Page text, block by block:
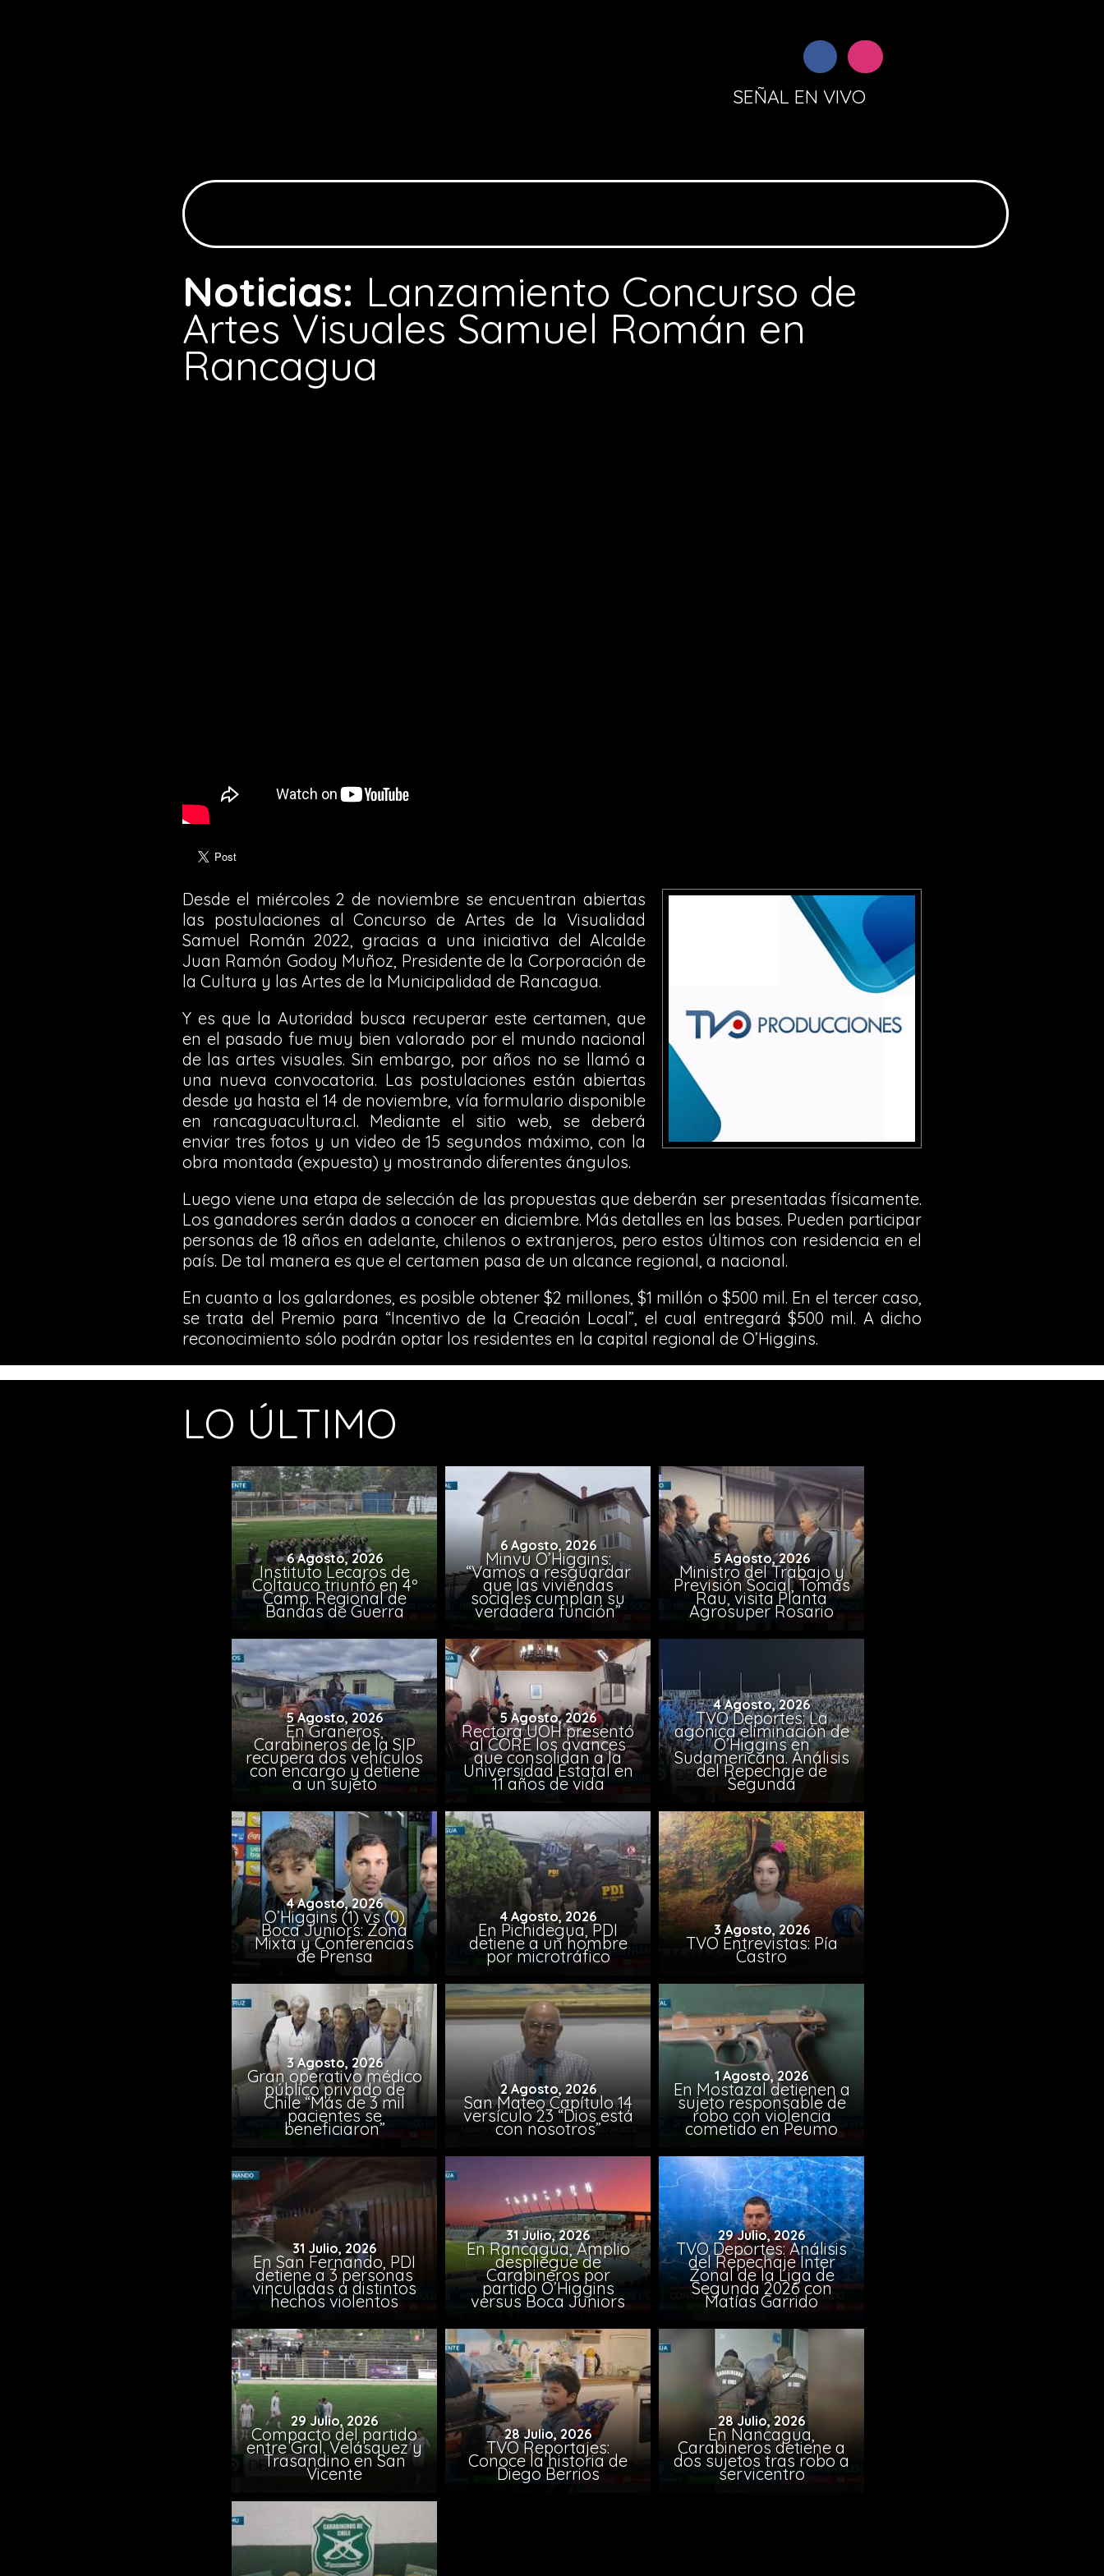
SEÑAL EN VIVO
Noticias: Lanzamiento Concurso de
Artes Visuales Samuel Román en
Rancagua
Desde el miércoles 2 de noviembre se encuentran abiertas
las postulaciones al Concurso de Artes de la Visualidad
Samuel Román 2022, gracias a una iniciativa del Alcalde
Juan Ramón Godoy Muñoz, Presidente de la Corporación de
la Cultura y las Artes de la Municipalidad de Rancagua.
Y es que la Autoridad busca recuperar este certamen, que
en el pasado fue muy bien valorado por el mundo nacional
de las artes visuales. Sin embargo, por años no se llamó a
una nueva convocatoria. Las postulaciones están abiertas
desde ya hasta el 14 de noviembre, vía formulario disponible
en rancaguacultura.cl. Mediante el sitio web, se deberá
enviar tres fotos y un video de 15 segundos máximo, con la
obra montada (expuesta) y mostrando diferentes ángulos.
Luego viene una etapa de selección de las propuestas que deberán ser presentadas físicamente.
Los ganadores serán dados a conocer en diciembre. Más detalles en las bases. Pueden participar
personas de 18 años en adelante, chilenos o extranjeros, pero estos últimos con residencia en el
país. De tal manera es que el certamen pasa de un alcance regional, a nacional.
En cuanto a los galardones, es posible obtener $2 millones, $1 millón o $500 mil. En el tercer caso,
se trata del Premio para “Incentivo de la Creación Local”, el cual entregará $500 mil. A dicho
reconocimiento sólo podrán optar los residentes en la capital regional de O’Higgins.
LO ÚLTIMO
6 Agosto, 2026
Instituto Lecaros de
Coltauco triunfó en 4º
Camp. Regional de
Bandas de Guerra
6 Agosto, 2026
Minvu O’Higgins:
“Vamos a resguardar
que las viviendas
sociales cumplan su
verdadera función”
5 Agosto, 2026
Ministro del Trabajo y
Previsión Social, Tomás
Rau, visita Planta
Agrosuper Rosario
5 Agosto, 2026
En Graneros,
Carabineros de la SIP
recupera dos vehículos
con encargo y detiene
a un sujeto
5 Agosto, 2026
Rectora UOH presentó
al CORE los avances
que consolidan a la
Universidad Estatal en
11 años de vida
4 Agosto, 2026
TVO Deportes: La
agónica eliminación de
O’Higgins en
Sudamericana. Análisis
del Repechaje de
Segunda
4 Agosto, 2026
O’Higgins (1) vs (0)
Boca Juniors: Zona
Mixta y Conferencias
de Prensa
4 Agosto, 2026
En Pichidegua, PDI
detiene a un hombre
por microtráfico
3 Agosto, 2026
TVO Entrevistas: Pía
Castro
3 Agosto, 2026
Gran operativo médico
público privado de
Chile “Más de 3 mil
pacientes se
beneficiaron”
2 Agosto, 2026
San Mateo Capítulo 14
versículo 23 “Dios está
con nosotros”
1 Agosto, 2026
En Mostazal detienen a
sujeto responsable de
robo con violencia
cometido en Peumo
31 Julio, 2026
En San Fernando, PDI
detiene a 3 personas
vinculadas a distintos
hechos violentos
31 Julio, 2026
En Rancagua, Amplio
despliegue de
Carabineros por
partido O’Higgins
versus Boca Juniors
29 Julio, 2026
TVO Deportes: Análisis
del Repechaje Inter
Zonal de la Liga de
Segunda 2026 con
Matías Garrido
29 Julio, 2026
Compacto del partido
entre Gral. Velásquez y
Trasandino en San
Vicente
28 Julio, 2026
TVO Reportajes:
Conoce la historia de
Diego Berrios
28 Julio, 2026
En Nancagua,
Carabineros detiene a
dos sujetos tras robo a
servicentro